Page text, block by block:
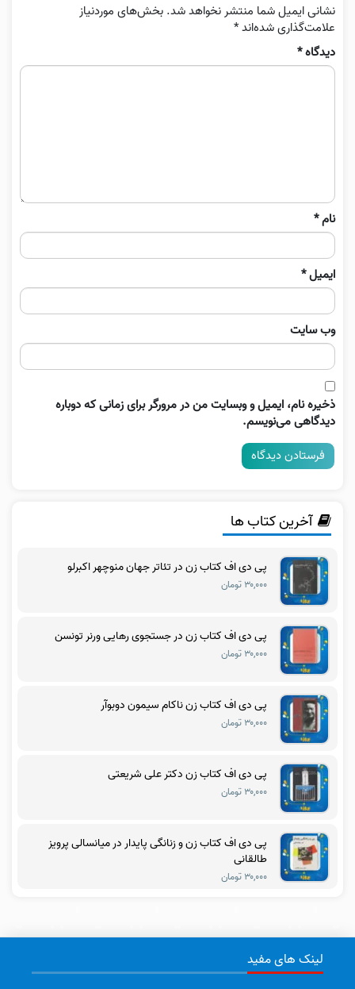
نشانی ایمیل شما منتشر نخواهد شد. بخش‌های موردنیاز
علامت‌گذاری شده‌اند*
دیدگاه*
نام*
ایمیل*
وب‌ سایت
ذخیره نام، ایمیل و وبسایت من در مرورگر برای زمانی که دوباره
دیدگاهی می‌نویسم.
آخرین کتاب ها
پی دی اف کتاب زن در تئاتر جهان منوچهر اکبرلو
۳۰,۰۰۰ تومان
پی دی اف کتاب زن در جستجوی رهایی ورنر تونسن
۳۰,۰۰۰ تومان
پی دی اف کتاب زن ناکام سیمون دوبوآر
۳۰,۰۰۰ تومان
پی دی اف کتاب زن دکتر علی شریعتی
۳۰,۰۰۰ تومان
پی دی اف کتاب زن و زنانگی پایدار در میانسالی پرویز
طالقانی
۳۰,۰۰۰ تومان
لینک های مفید